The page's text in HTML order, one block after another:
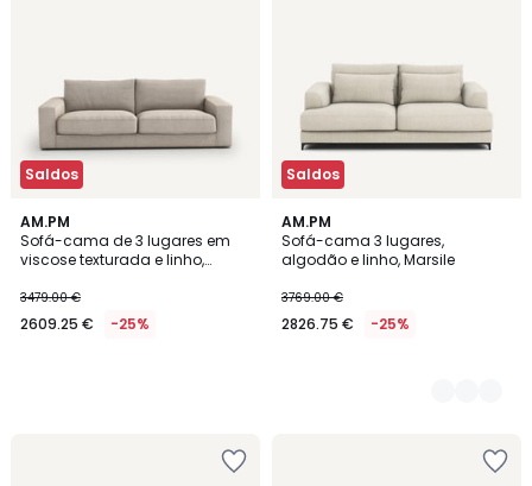
Saldos
AM.PM
Sofá-cama de 3 lugares em
viscose texturada e linho,
3479.00 €
2609.25 € -25%
Saldos
AM.PM
Sofá-cama 3 lugares,
algodão e linho, Marsile
3769.00 €
2826.75 € -25%
3
Cores